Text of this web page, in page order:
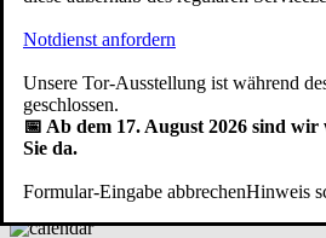
alten Tores, Sanierung der
Hier kostenfreien Vor-Ort-Termin
Hier treffen Sie uns persönlich:
Ausstellungen - Infotage
Notdienst anfordern
Unsere Tor-Ausstellung ist während
geschlossen.
📅 Ab dem 17. August 2026 sind
Sie da.
Formular-Eingabe abbrechenHinweis